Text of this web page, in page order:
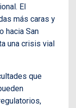
El
más caras y
hacia San
una crisis vial
que